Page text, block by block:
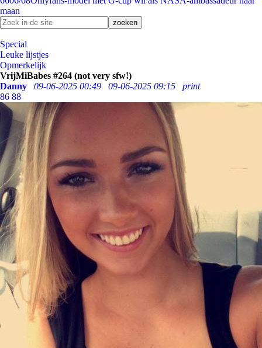
maan
Special
Leuke lijstjes
Opmerkelijk
VrijMiBabes #264 (not very sfw!)
Danny
09-06-2025 00:49 09-06-2025 09:15
print
86 88